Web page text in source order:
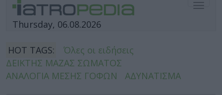
Thursday, 06.08.2026
HOT TAGS:
Όλες οι ειδήσεις
ΔΕΙΚΤΗΣ ΜΑΖΑΣ ΣΩΜΑΤΟΣ
ΑΝΑΛΟΓΙΑ ΜΕΣΗΣ ΓΟΦΩΝ
ΑΔΥΝΑΤΙΣΜΑ